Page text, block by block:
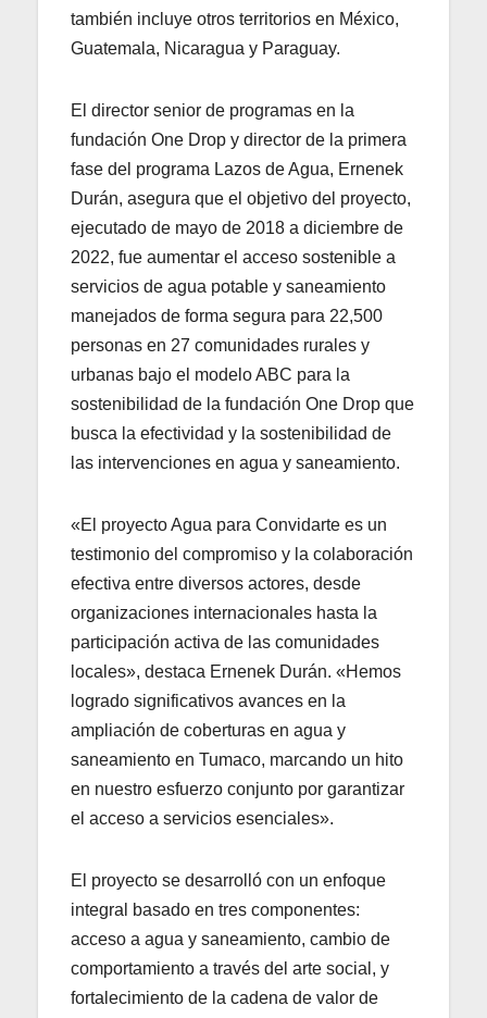
también incluye otros territorios en México,
Guatemala, Nicaragua y Paraguay.
El director senior de programas en la
fundación One Drop y director de la primera
fase del programa Lazos de Agua, Ernenek
Durán, asegura que el objetivo del proyecto,
ejecutado de mayo de 2018 a diciembre de
2022, fue aumentar el acceso sostenible a
servicios de agua potable y saneamiento
manejados de forma segura para 22,500
personas en 27 comunidades rurales y
urbanas bajo el modelo ABC para la
sostenibilidad de la fundación One Drop que
busca la efectividad y la sostenibilidad de
las intervenciones en agua y saneamiento.
«El proyecto Agua para Convidarte es un
testimonio del compromiso y la colaboración
efectiva entre diversos actores, desde
organizaciones internacionales hasta la
participación activa de las comunidades
locales», destaca Ernenek Durán. «Hemos
logrado significativos avances en la
ampliación de coberturas en agua y
saneamiento en Tumaco, marcando un hito
en nuestro esfuerzo conjunto por garantizar
el acceso a servicios esenciales».
El proyecto se desarrolló con un enfoque
integral basado en tres componentes:
acceso a agua y saneamiento, cambio de
comportamiento a través del arte social, y
fortalecimiento de la cadena de valor de